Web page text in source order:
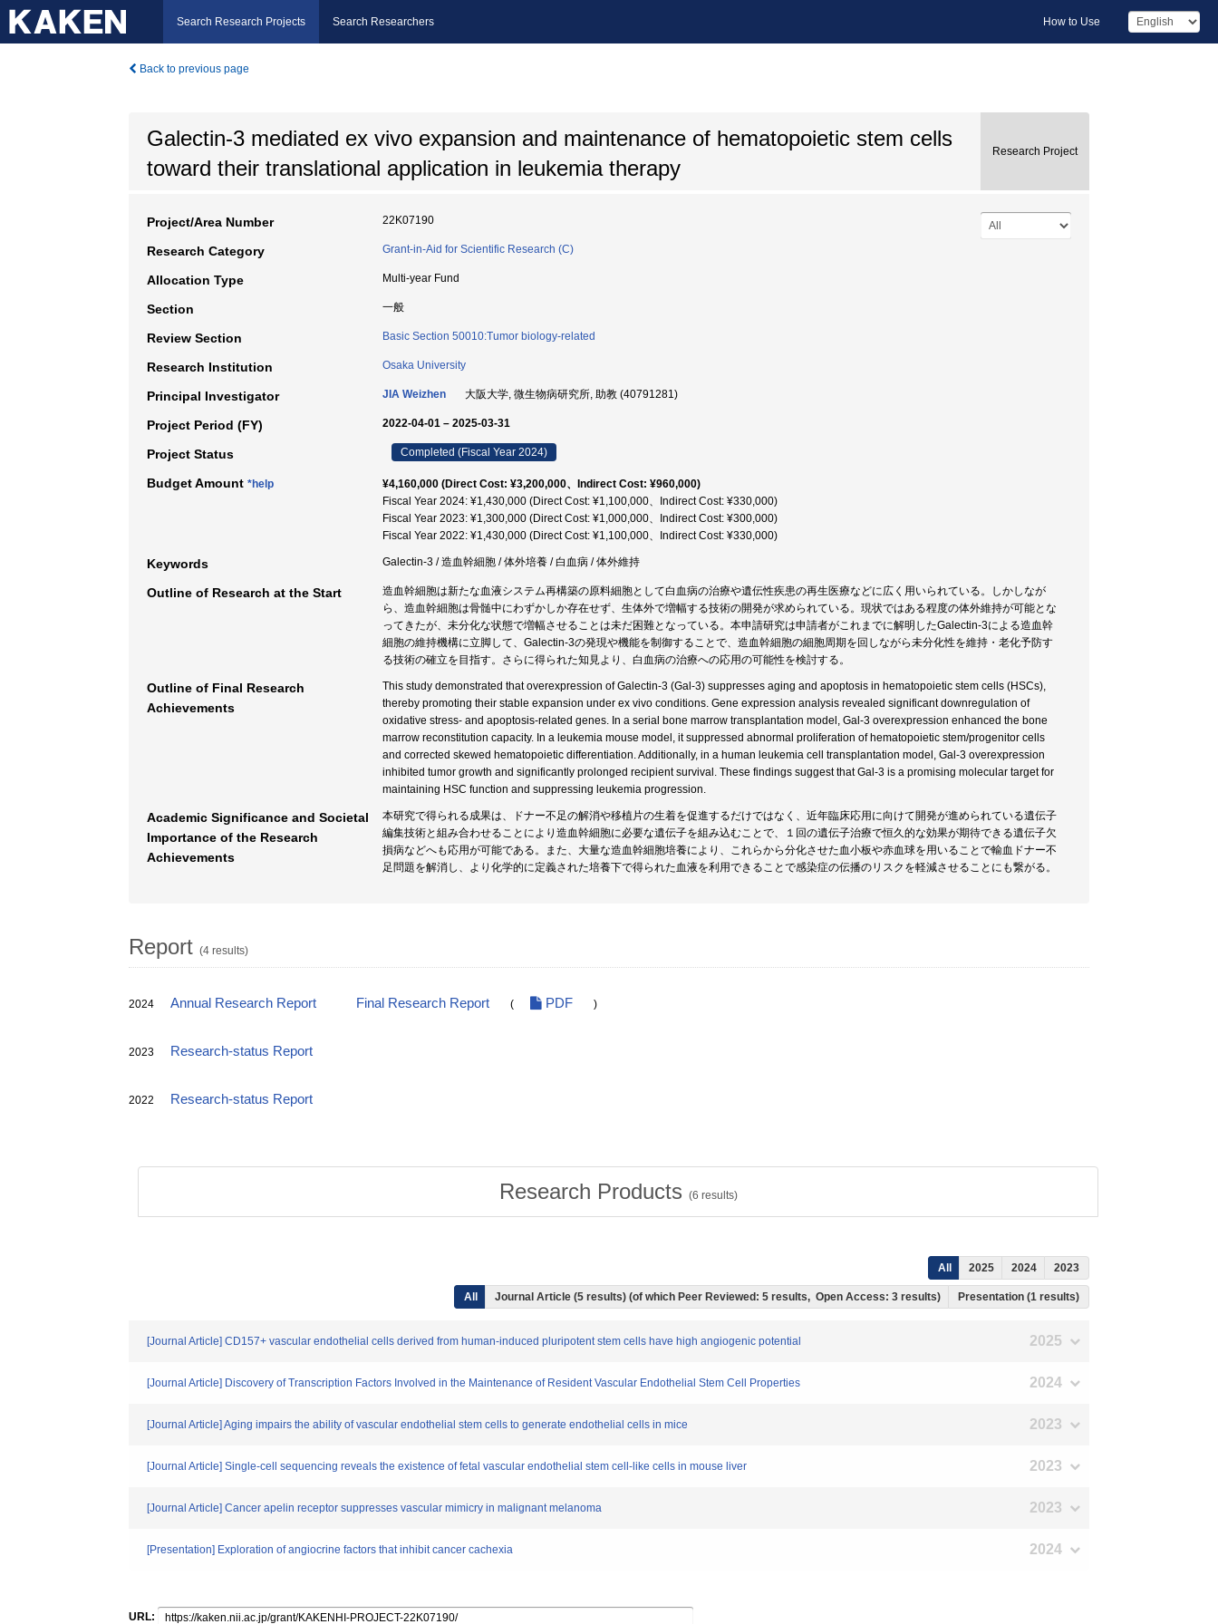
Search Research Projects Search Researchers How to Use
Back to previous page
Galectin-3 mediated ex vivo expansion and maintenance of hematopoietic stem cells
toward their translational application in leukemia therapy
Research Project
Project/Area Number 22K07190
Research Category Grant-in-Aid for Scientific Research (C)
Allocation Type Multi-year Fund
Section 一般
Review Section Basic Section 50010:Tumor biology-related
Research Institution Osaka University
Principal Investigator JIA Weizhen 大阪大学, 微生物病研究所, 助教 (40791281)
Project Period (FY) 2022-04-01 – 2025-03-31
Project Status Completed (Fiscal Year 2024)
Budget Amount *help
¥4,160,000 (Direct Cost: ¥3,200,000、Indirect Cost: ¥960,000)
Fiscal Year 2024: ¥1,430,000 (Direct Cost: ¥1,100,000、Indirect Cost: ¥330,000)
Fiscal Year 2023: ¥1,300,000 (Direct Cost: ¥1,000,000、Indirect Cost: ¥300,000)
Fiscal Year 2022: ¥1,430,000 (Direct Cost: ¥1,100,000、Indirect Cost: ¥330,000)
Keywords Galectin-3 / 造血幹細胞 / 体外培養 / 白血病 / 体外維持
Outline of Research at the Start
造血幹細胞は新たな血液システム再構築の原料細胞として白血病の治療や遺伝性疾患の再生医療などに広く用いられている。しかしなが
ら、造血幹細胞は骨髄中にわずかしか存在せず、生体外で増幅する技術の開発が求められている。現状ではある程度の体外維持が可能とな
ってきたが、未分化な状態で増幅させることは未だ困難となっている。本申請研究は申請者がこれまでに解明したGalectin-3による造血幹
細胞の維持機構に立脚して、Galectin-3の発現や機能を制御することで、造血幹細胞の細胞周期を回しながら未分化性を維持・老化予防す
る技術の確立を目指す。さらに得られた知見より、白血病の治療への応用の可能性を検討する。
Outline of Final Research
Achievements
This study demonstrated that overexpression of Galectin-3 (Gal-3) suppresses aging and apoptosis in hematopoietic stem cells (HSCs),
thereby promoting their stable expansion under ex vivo conditions. Gene expression analysis revealed significant downregulation of
oxidative stress- and apoptosis-related genes. In a serial bone marrow transplantation model, Gal-3 overexpression enhanced the bone
marrow reconstitution capacity. In a leukemia mouse model, it suppressed abnormal proliferation of hematopoietic stem/progenitor cells
and corrected skewed hematopoietic differentiation. Additionally, in a human leukemia cell transplantation model, Gal-3 overexpression
inhibited tumor growth and significantly prolonged recipient survival. These findings suggest that Gal-3 is a promising molecular target for
maintaining HSC function and suppressing leukemia progression.
Academic Significance and Societal
Importance of the Research
Achievements
本研究で得られる成果は、ドナー不足の解消や移植片の生着を促進するだけではなく、近年臨床応用に向けて開発が進められている遺伝子
編集技術と組み合わせることにより造血幹細胞に必要な遺伝子を組み込むことで、１回の遺伝子治療で恒久的な効果が期待できる遺伝子欠
損病などへも応用が可能である。また、大量な造血幹細胞培養により、これらから分化させた血小板や赤血球を用いることで輸血ドナー不
足問題を解消し、より化学的に定義された培養下で得られた血液を利用できることで感染症の伝播のリスクを軽減させることにも繋がる。
Report (4 results)
2024 Annual Research Report Final Research Report ( PDF )
2023 Research-status Report
2022 Research-status Report
Research Products (6 results)
All 2025 2024 2023
All Journal Article (5 results) (of which Peer Reviewed: 5 results, Open Access: 3 results) Presentation (1 results)
[Journal Article] CD157+ vascular endothelial cells derived from human-induced pluripotent stem cells have high angiogenic potential 2025
[Journal Article] Discovery of Transcription Factors Involved in the Maintenance of Resident Vascular Endothelial Stem Cell Properties 2024
[Journal Article] Aging impairs the ability of vascular endothelial stem cells to generate endothelial cells in mice 2023
[Journal Article] Single-cell sequencing reveals the existence of fetal vascular endothelial stem cell-like cells in mouse liver 2023
[Journal Article] Cancer apelin receptor suppresses vascular mimicry in malignant melanoma 2023
[Presentation] Exploration of angiocrine factors that inhibit cancer cachexia 2024
URL: